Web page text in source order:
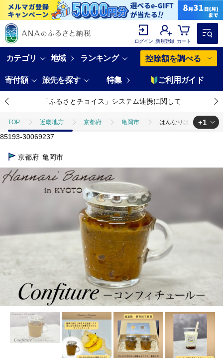
ログイン 新規登録 カート
カテゴリ 地域 ランキング 控除額を調べる
寄付額 旅先を探す 特集 ご利用ガイド
「ふるさとチョイス」システム連携に関して
TOP 近畿地方 京都府 亀岡市 はんなりばななの黒糖
TOP 加工食品
+1
85193-30069237
京都府 亀岡市